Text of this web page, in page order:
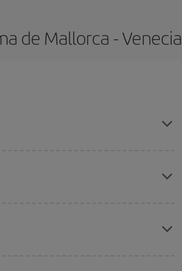
de Mallorca - Venecia
cercanos